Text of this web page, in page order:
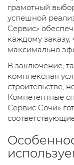
грамотный
успешной
Сервис»
каждому заказу,
максимально
В заключение,
комплексная
строительстве,
Компетентные
Сервис Сочи»